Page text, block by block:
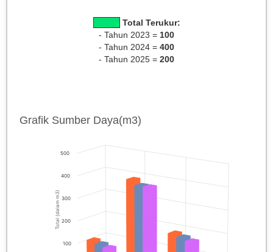
Total Terukur:
- Tahun 2023 = 100
- Tahun 2024 = 400
- Tahun 2025 = 200
Grafik Sumber Daya(m3)
Total (dalam m3)
100
200
300
400
500